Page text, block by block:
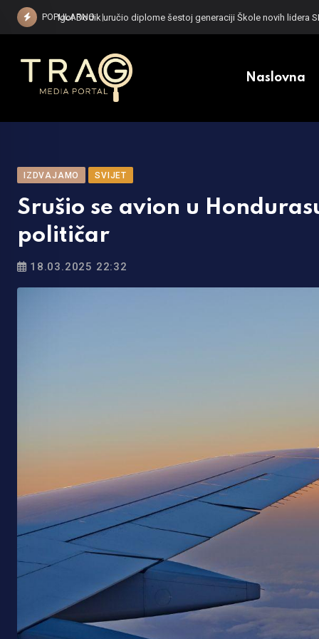
Skip
POPULARNO Motociklista poginuo u teškoj saobraćajnoj
Naslovna
IZDVAJAMO SVIJET
Srušio se avion u
političar
18.03.2025 22:32